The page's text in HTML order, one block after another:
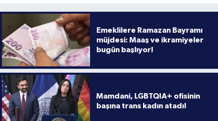
Emeklilere Ramazan Bayramı
müjdesi: Maaş ve ikramiyeler
bugün başlıyor!
Mamdani, LGBTQIA+ ofisinin
başına trans kadın atadı!